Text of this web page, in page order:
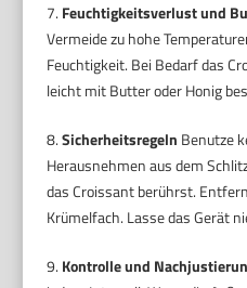
7. Feuchtigkeitsverlust und
Vermeide zu hohe
Feuchtigkeit. Bei Bedarf das
leicht mit Butter oder Honig
8.Sicherheitsregeln Benutze
Herausnehmen aus dem
das Croissant berührst.
Krümelfach. Lasse das Gerät
9. Kontrolle und